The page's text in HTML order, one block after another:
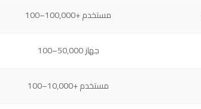
100–100,000+ مستخدم
100–50,000 جهاز
100–10,000+ مستخدم